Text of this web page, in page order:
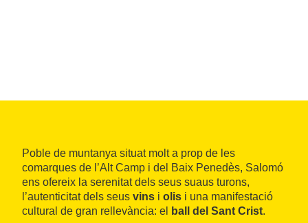
Poble de muntanya situat molt a prop de les
comarques de l’Alt Camp i del Baix Penedès, Salomó
ens ofereix la serenitat dels seus suaus turons,
l’autenticitat dels seus vins i olis i una manifestació
cultural de gran rellevància: el
ball del Sant Crist.